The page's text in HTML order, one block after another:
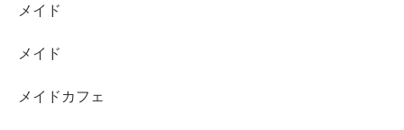
メイド
メイド
メイドカフェ